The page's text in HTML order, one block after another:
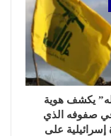
يكشف هوية
في صفوفه الذي
إسرائيلية على